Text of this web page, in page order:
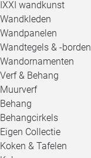
IXXI wandkunst
Wandkleden
Wandpanelen
Wandtegels & -borden
Wandornamenten
Verf & Behang
Muurverf
Behang
Behangcirkels
Eigen Collectie
Koken & Tafelen